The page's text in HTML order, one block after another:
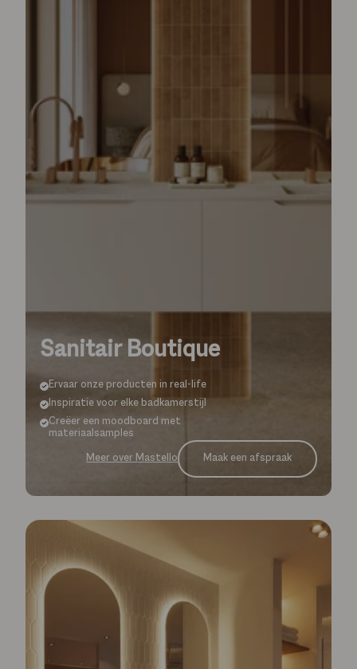
Sanitair Boutique
Ervaar onze producten in real-life
Inspiratie voor elke badkamerstijl
Creëer een moodboard met
materiaalsamples
Meer over Mastello Maak een afspraak